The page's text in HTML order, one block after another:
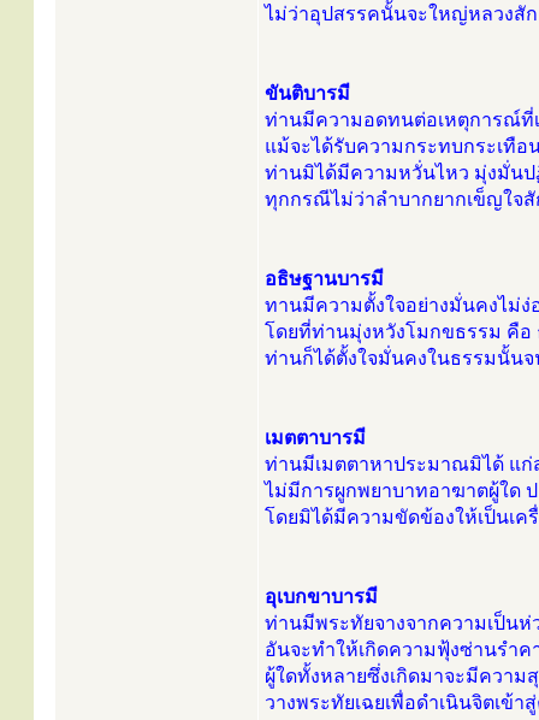
ไม่ว่าอุปสรรคนั้นจะใหญ่หลวงสัก
ขันติบารมี
ท่านมีความอดทนต่อเหตุการณ์ที่
แม้จะได้รับความกระทบกระเทือ
ท่านมิได้มีความหวั่นไหว มุ่งมั่นป
ทุกกรณีไม่ว่าลำบากยากเข็ญใจสั
อธิษฐานบารมี
ทานมีความตั้งใจอย่างมั่นคงไม่
โดยที่ท่านมุ่งหวังโมกขธรรม คือ
ท่านก็ได้ตั้งใจมั่นคงในธรรมนั้น
เมตตาบารมี
ท่านมีเมตตาหาประมาณมิได้ แก่
ไม่มีการผูกพยาบาทอาฆาตผู้ใด
โดยมิได้มีความขัดข้องให้เป็นเค
อุเบกขาบารมี
ท่านมีพระทัยจางจากความเป็นห่
อันจะทำให้เกิดความฟุ้งซ่านรำ
ผู้ใดทั้งหลายซึ่งเกิดมาจะมีความ
วางพระทัยเฉยเพื่อดำเนินจิตเข้